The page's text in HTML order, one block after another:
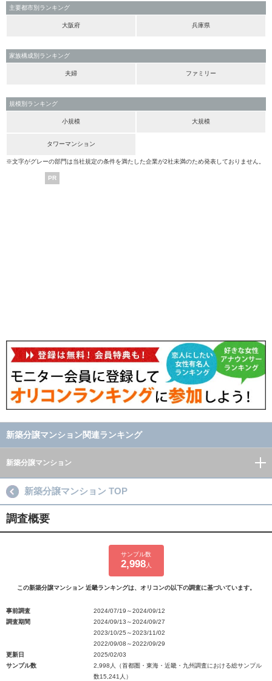
主要都市別ランキング
大阪府 兵庫県
家族構成別ランキング
夫婦 ファミリー
規模別ランキング
小規模 大規模
タワーマンション
※文字がグレーの部門は当社規定の条件を満たした企業が2社未満のため発表しておりません。
PR
新築分譲マンション関連ランキング
新築分譲マンション
新築分譲マンション TOP
調査概要
サンプル数
2,998人
この新築分譲マンション 近畿ランキングは、オリコンの以下の調査に基づいています。
事前調査
2024/07/19～2024/09/12
調査期間
2024/09/13～2024/09/27
2023/10/25～2023/11/02
2022/09/08～2022/09/29
更新日
2025/02/03
サンプル数
2,998人（首都圏・東海・近畿・九州調査における総サンプル
数15,241人）